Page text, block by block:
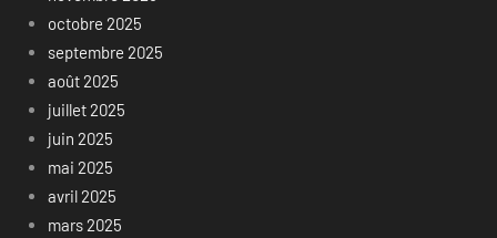
octobre 2025
septembre 2025
août 2025
juillet 2025
juin 2025
mai 2025
avril 2025
mars 2025